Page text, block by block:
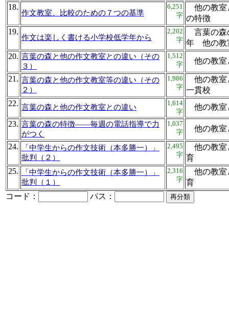
18.
作文教室、比較のための７つの基準
6,251
字
他の教室
の特徴
19.
作文は楽しく書ける小学校低学年から
2,202
字
言葉の森
年 他の
20. 言葉の森と他の作文教室との違い（その
３）
1,512
字
他の教
21. 言葉の森と他の作文教室等の違い（その
２）
1,986
字
他の教室
一貫校
22. 言葉の森と他の作文教室との違い
1,614
字
他の教
23. 言葉の森の特徴——毎週の電話指導で力
がつく
1,037
字
他の教
24.
「中学生からの作文技術（本多勝一）」
批判（２）
2,495
字
他の教室
育
25.
「中学生からの作文技術（本多勝一）」
批判（１）
2,316
字
他の教室
育
コード：
パス：